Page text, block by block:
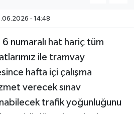
- 14:48
numaralı hat hariç tüm
ile tramvay
hafta içi çalışma
verecek sınav
trafik yoğunluğunu